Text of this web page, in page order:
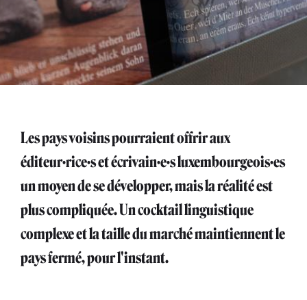
Les pays voisins pourraient offrir aux
éditeur·rice·s et écrivain·e·s luxembourgeois·es
un moyen de se développer, mais la réalité est
plus compliquée. Un cocktail linguistique
complexe et la taille du marché maintiennent le
pays fermé, pour l'instant.